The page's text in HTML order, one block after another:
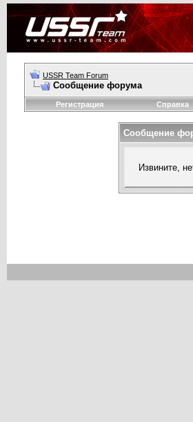
USSR Team Forum
Сообщение форума
Регистрация Справка
Сообщение
Извините,